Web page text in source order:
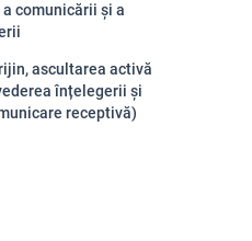
comunicării și a
ascultarea activă
înțelegerii și
receptivă)